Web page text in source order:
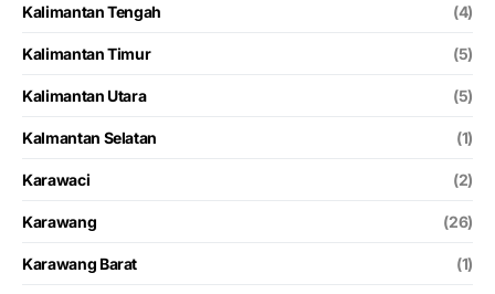
Kalimantan Tengah (4)
Kalimantan Timur (5)
Kalimantan Utara (5)
Kalmantan Selatan (1)
Karawaci (2)
Karawang (26)
Karawang Barat (1)